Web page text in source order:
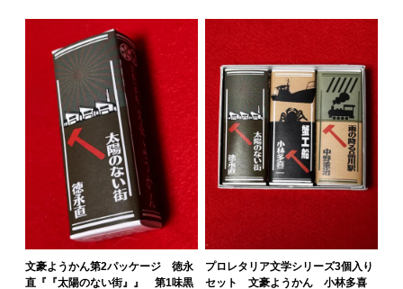
文豪ようかん第2パッケージ 徳永
直『『太陽のない街』』 第1味黒
プロレタリア文学シリーズ3個入り
セット 文豪ようかん 小林多喜